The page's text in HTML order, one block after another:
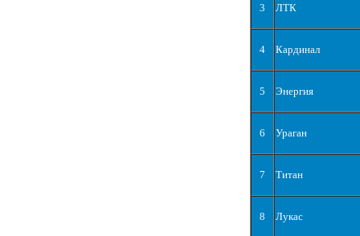
3 ЛТК
4 Кардинал
5 Энергия
6 Ураган
7 Титан
8 Лукас